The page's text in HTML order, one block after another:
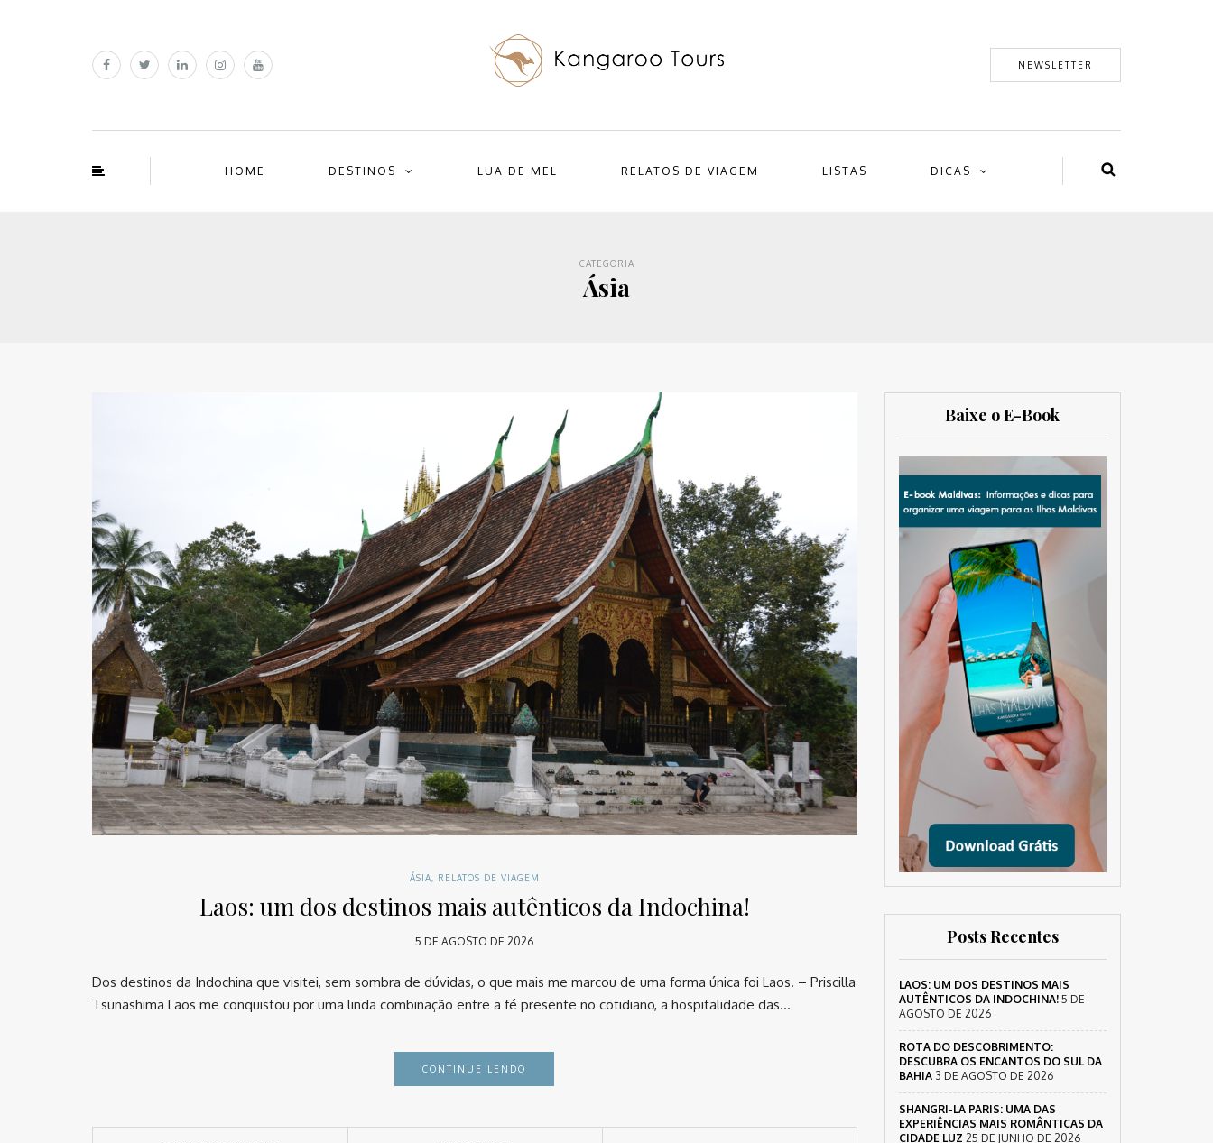
NEWSLETTER
HOME DESTINOS LUA DE MEL RELATOS DE VIAGEM LISTAS DICAS
CATEGORIA
Ásia
ÁSIA, RELATOS DE VIAGEM
Laos: um dos destinos mais autênticos da Indochina!
5 DE AGOSTO DE 2026
Dos destinos da Indochina que visitei, sem sombra de dúvidas, o que mais me marcou de uma forma única foi Laos. – Priscilla
Tsunashima Laos me conquistou por uma linda combinação entre a fé presente no cotidiano, a hospitalidade das…
CONTINUE LENDO
Baixe o E-Book
Posts Recentes
LAOS: UM DOS DESTINOS MAIS
AUTÊNTICOS DA INDOCHINA! 5 DE
AGOSTO DE 2026
ROTA DO DESCOBRIMENTO:
DESCUBRA OS ENCANTOS DO SUL DA
BAHIA 3 DE AGOSTO DE 2026
SHANGRI-LA PARIS: UMA DAS
EXPERIÊNCIAS MAIS ROMÂNTICAS DA
CIDADE LUZ 25 DE JUNHO DE 2026